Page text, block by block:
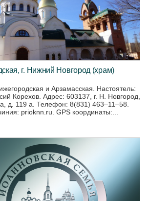
г. Нижний Новгород (храм)
и Арзамасская. Настоятель:
Корехов. Адрес: 603137, г. Н. Новгород,
д. 119 а. Телефон: 8(831) 463–11–58.
prioknn.ru. GPS координаты:...